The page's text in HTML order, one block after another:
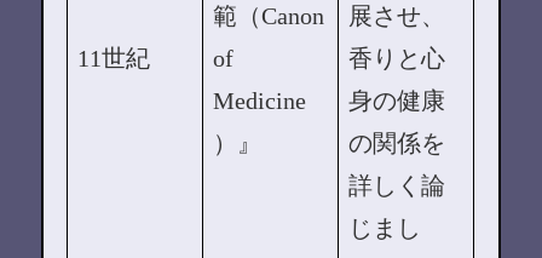
11世紀
範（Canon
of
Medicine
）』
展させ、
香りと心
身の健康
の関係を
詳しく論
じまし